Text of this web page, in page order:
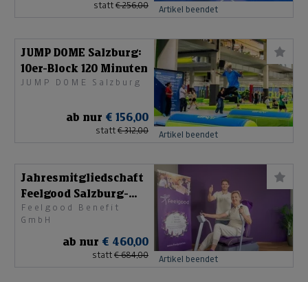
statt € 256,00 Artikel beendet
JUMP DOME Salzburg:
10er-Block 120 Minuten
JUMP DOME Salzburg
ab nur € 156,00
statt € 312,00 Artikel beendet
Jahresmitgliedschaft
Feelgood Salzburg-
Umgebung
Feelgood Benefit
GmbH
ab nur € 460,00
statt € 684,00 Artikel beendet